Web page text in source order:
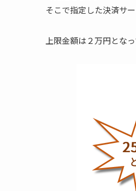
そこで指定した決済サ
上限金額は２万円とな